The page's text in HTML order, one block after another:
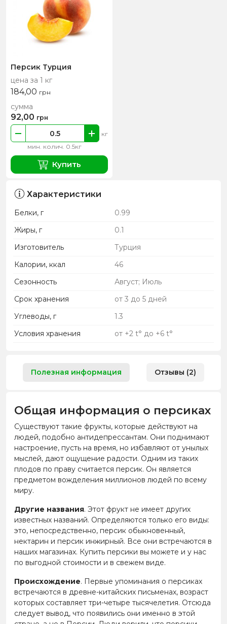
Персик Турция
цена за 1 кг
184,00 грн
мин. колич. 0.5кг
кг
сумма
92,00 грн
Купить
Характеристики
Белки, г
0.99
Жиры, г
0.1
Изготовитель
Турция
Калории, ккал
46
Сезонность
Август; Июль
Срок хранения
от 3 до 5 дней
Углеводы, г
1.3
Условия хранения
от +2 t° до +6 t°
Полезная информация Отзывы (2)
Общая информация о персиках
Существуют такие фрукты, которые действуют на
людей, подобно антидепрессантам. Они поднимают
настроение, пусть на время, но избавляют от унылых
мыслей, дают ощущение радости. Одним из таких
плодов по праву считается персик. Он является
предметом вожделения миллионов людей по всему
миру.
Другие названия. Этот фрукт не имеет других
известных названий. Определяются только его виды:
это, непосредственно, персик обыкновенный,
нектарин и персик инжирный. Все они встречаются в
наших магазинах. Купить персики вы можете и у нас
по выгодной стоимости и в свежем виде.
Происхождение. Первые упоминания о персиках
встречаются в древне-китайских письменах, возраст
которых составляет три-четыре тысячелетия. Отсюда
следует вывод, что появились они именно в этой